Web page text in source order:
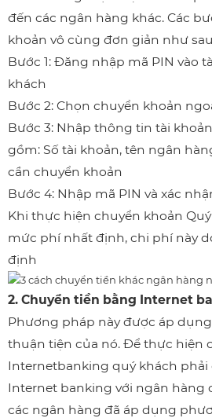
đến các ngân hàng khác. Các
khoản vô cùng đơn giản như
Bước 1: Đăng nhập mã PIN vào
khách
Bước 2: Chọn chuyển khoản
Bước 3: Nhập thông tin tài
gồm: Số tài khoản, tên ngân
cần chuyển khoản
Bước 4: Nhập mã PIN và xác
Khi thực hiện chuyển khoản
mức phí nhất định, chi phí này
định
2. Chuyển tiền bằng Internet
Phương pháp này được áp
thuận tiện của nó. Để thực hiện
Internetbanking quý khách phải
Internet banking với ngân hàng
các ngân hàng đã áp dụng